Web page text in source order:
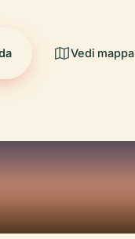
Vedi mappa